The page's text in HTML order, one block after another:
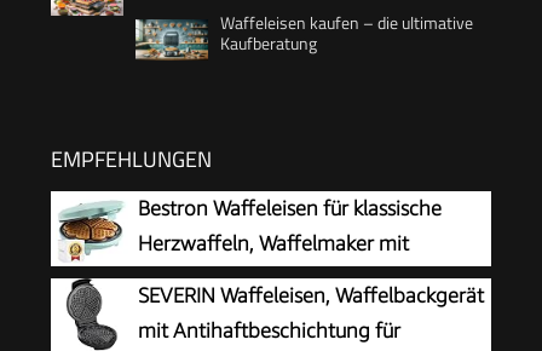
Waffeleisen kaufen – die ultimative
Kaufberatung
EMPFEHLUNGEN
Bestron Waffeleisen für klassische
Herzwaffeln, Waffelmaker mit
Antihaftbeschichtung für Waffeln in
Herzform, Retro Design, 700 Watt, Farbe: Mint
SEVERIN Waffeleisen, Waffelbackgerät
mit Antihaftbeschichtung für